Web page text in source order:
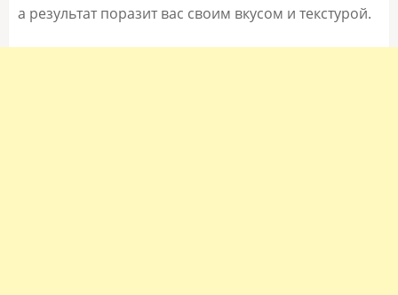
а результат поразит вас своим вкусом и текстурой.